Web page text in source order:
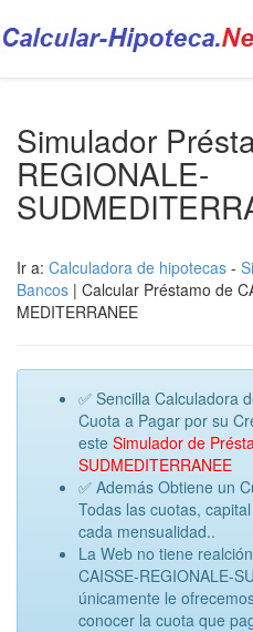
Simulador
REGIONALE-
Ir a: Calculadora de hipotecas -
Bancos | Calcular Préstamo de
MEDITERRANEE
✅ Sencilla Calculadora
Cuota a Pagar por su
este Simulador de
SUDMEDITERRANEE
✅ Además Obtiene un
Todas las cuotas,
cada mensualidad..
La Web no tiene
CAISSE-REGIONALE-
únicamente le
conocer la cuota que